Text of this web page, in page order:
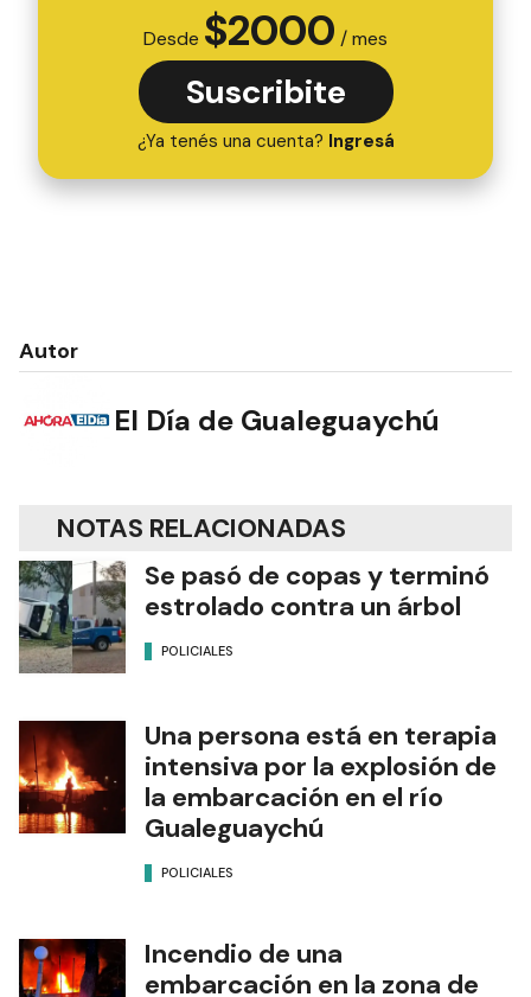
Desde $2000 / mes
Suscribite
¿Ya tenés una cuenta? Ingresá
Autor
El Día de Gualeguaychú
NOTAS RELACIONADAS
Se pasó de copas y terminó
estrolado contra un árbol
POLICIALES
Una persona está en terapia
intensiva por la explosión de
la embarcación en el río
Gualeguaychú
POLICIALES
Incendio de una
embarcación en la zona de